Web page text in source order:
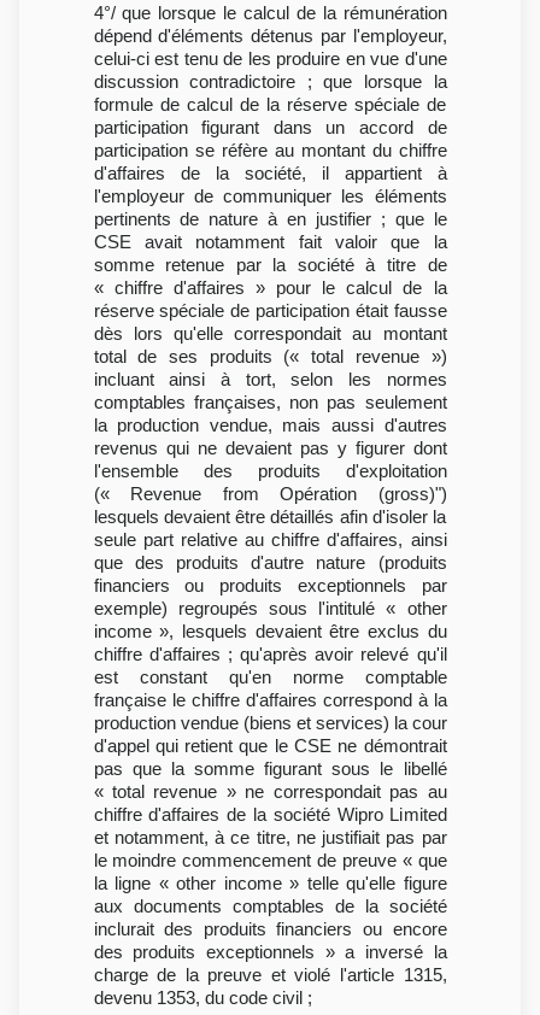
4°/ que lorsque le calcul de la rémunération
dépend d'éléments détenus par l'employeur,
celui-ci est tenu de les produire en vue d'une
discussion contradictoire ; que lorsque la
formule de calcul de la réserve spéciale de
participation figurant dans un accord de
participation se réfère au montant du chiffre
d'affaires de la société, il appartient à
l'employeur de communiquer les éléments
pertinents de nature à en justifier ; que le
CSE avait notamment fait valoir que la
somme retenue par la société à titre de
« chiffre d'affaires » pour le calcul de la
réserve spéciale de participation était fausse
dès lors qu'elle correspondait au montant
total de ses produits (« total revenue »)
incluant ainsi à tort, selon les normes
comptables françaises, non pas seulement
la production vendue, mais aussi d'autres
revenus qui ne devaient pas y figurer dont
l'ensemble des produits d'exploitation
(« Revenue from Opération (gross)")
lesquels devaient être détaillés afin d'isoler la
seule part relative au chiffre d'affaires, ainsi
que des produits d'autre nature (produits
financiers ou produits exceptionnels par
exemple) regroupés sous l'intitulé « other
income », lesquels devaient être exclus du
chiffre d'affaires ; qu'après avoir relevé qu'il
est constant qu'en norme comptable
française le chiffre d'affaires correspond à la
production vendue (biens et services) la cour
d'appel qui retient que le CSE ne démontrait
pas que la somme figurant sous le libellé
« total revenue » ne correspondait pas au
chiffre d'affaires de la société Wipro Limited
et notamment, à ce titre, ne justifiait pas par
le moindre commencement de preuve « que
la ligne « other income » telle qu'elle figure
aux documents comptables de la société
inclurait des produits financiers ou encore
des produits exceptionnels » a inversé la
charge de la preuve et violé l'article 1315,
devenu 1353, du code civil ;